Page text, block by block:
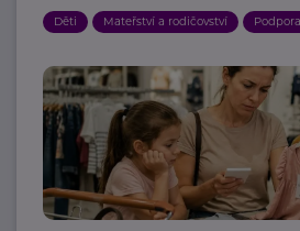
Děti Mateřství a rodičovství